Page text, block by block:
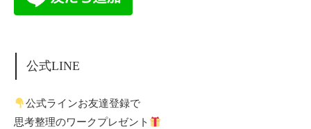
公式LINE
公式ラインお友達登録で
思考整理のワークプレゼント